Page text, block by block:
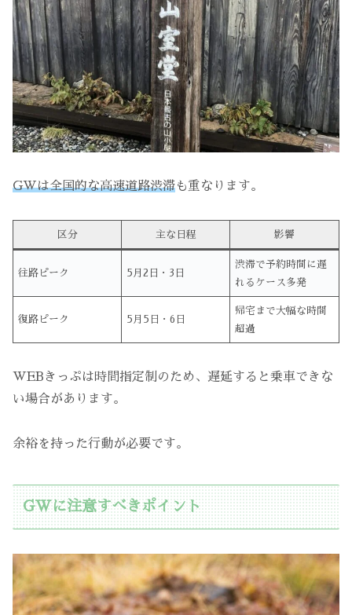
GWは全国的な高速道路渋滞も重なります。
区分 主な日程 影響
往路ピーク 5月2日・3日
渋滞で予約時間に遅
れるケース多発
復路ピーク 5月5日・6日
帰宅まで大幅な時間
超過
WEBきっぷは時間指定制のため、遅延すると乗車できな
い場合があります。
余裕を持った行動が必要です。
GWに注意すべきポイント